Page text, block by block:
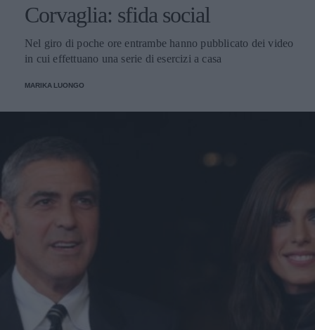
Corvaglia: sfida social
Nel giro di poche ore entrambe hanno pubblicato dei video
in cui effettuano una serie di esercizi a casa
MARIKA LUONGO